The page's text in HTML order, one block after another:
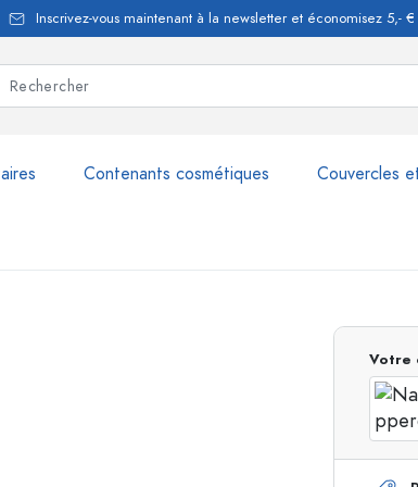
Inscrivez-vous maintenant à la newsletter et économisez 5,- €
Contenants cosmétiques Couvercles
Votre